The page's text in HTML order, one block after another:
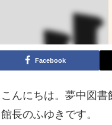
Facebook
こんにちは。夢中図書
館長のふゆきです。